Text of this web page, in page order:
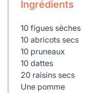
Ingrédients
10 figues sèches
10 abricots secs
10 pruneaux
10 dattes
20 raisins secs
Une pomme